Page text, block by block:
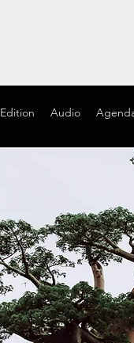
Edition Audio